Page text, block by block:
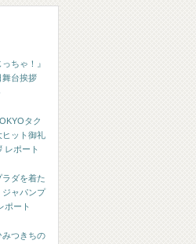
ちゃ！』
舞台挨拶
タク
ヒット御礼
レポート
ラダを着た
ジャパンプ
ポート
みつきちの